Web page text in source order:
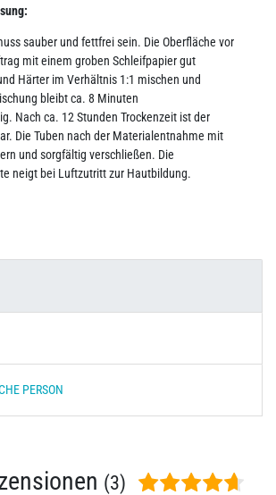
sauber und fettfrei sein. Die Oberfläche vor
mit einem groben Schleifpapier gut
Härter im Verhältnis 1:1 mischen und
bleibt ca. 8 Minuten
Nach ca. 12 Stunden Trockenzeit ist der
Die Tuben nach der Materialentnahme mit
und sorgfältig verschließen. Die
neigt bei Luftzutritt zur Hautbildung.
PERSON
(3)